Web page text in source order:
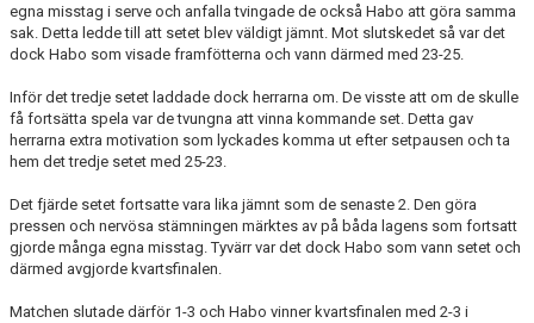
egna misstag i serve och anfalla tvingade de också Habo att göra samma
sak. Detta ledde till att setet blev väldigt jämnt. Mot slutskedet så var det
dock Habo som visade framfötterna och vann därmed med 23-25.
Inför det tredje setet laddade dock herrarna om. De visste att om de skulle
få fortsätta spela var de tvungna att vinna kommande set. Detta gav
herrarna extra motivation som lyckades komma ut efter setpausen och ta
hem det tredje setet med 25-23.
Det fjärde setet fortsatte vara lika jämnt som de senaste 2. Den göra
pressen och nervösa stämningen märktes av på båda lagens som fortsatt
gjorde många egna misstag. Tyvärr var det dock Habo som vann setet och
därmed avgjorde kvartsfinalen.
Matchen slutade därför 1-3 och Habo vinner kvartsfinalen med 2-3 i